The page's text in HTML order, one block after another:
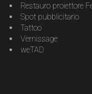
Restauro proiettore
Spot pubblicitario
Tattoo
Vernissage
weTAD